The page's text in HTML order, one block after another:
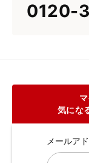
0120-
気にな
メールア